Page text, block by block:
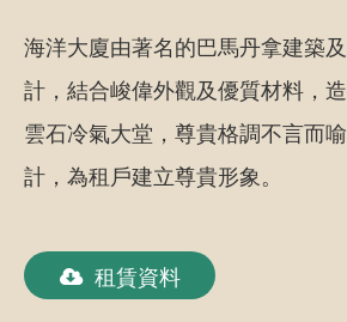
海洋大廈由著名的巴馬丹拿建築
計，結合峻偉外觀及優質材料，
雲石冷氣大堂，尊貴格調不言而
計，為租戶建立尊貴形象。
租賃資料